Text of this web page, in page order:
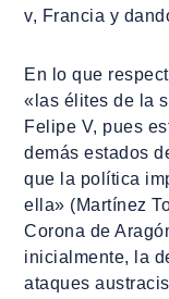
v, Francia y
En lo que
«las élites de la
Felipe V, pues
demás estados
que la política
ella» (Martínez
Corona de
inicialmente, la
ataques